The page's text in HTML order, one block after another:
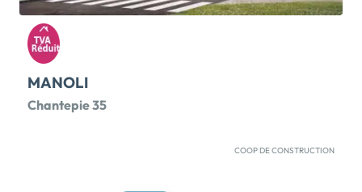
MANOLI
Chantepie 35
COOP DE CONSTRUCTION